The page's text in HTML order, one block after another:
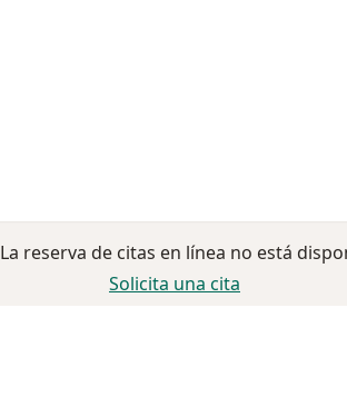
La reserva de citas en línea no está
Solicita una cita